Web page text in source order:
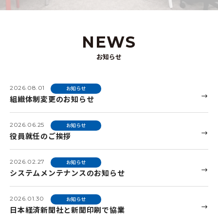
NEWS
お知らせ
2026.08.01 お知らせ
組織体制変更のお知らせ
2026.06.25 お知らせ
役員就任のご挨拶
2026.02.27 お知らせ
システムメンテナンスのお知らせ
2026.01.30 お知らせ
日本経済新聞社と新聞印刷で協業